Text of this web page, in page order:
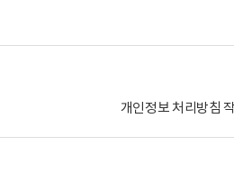
개인정보 처리방침